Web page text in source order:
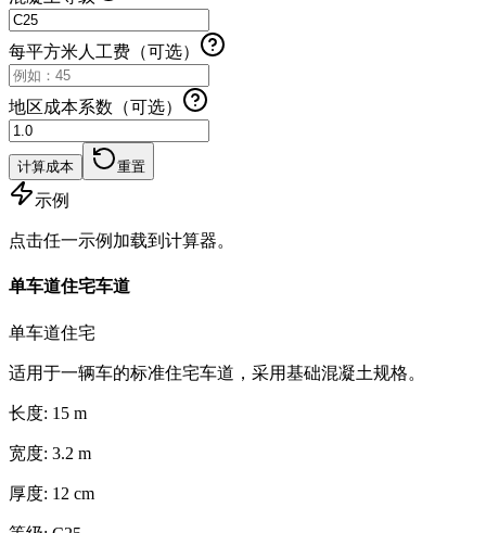
每平方米人工费（可选）
地区成本系数（可选）
计算成本 重置
示例
点击任一示例加载到计算器。
单车道住宅车道
单车道住宅
适用于一辆车的标准住宅车道，采用基础混凝土规格。
长度: 15 m
宽度: 3.2 m
厚度: 12 cm